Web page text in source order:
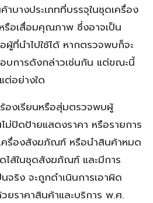
าบางประเภทที่บรรจุในชุดเครื่อง
อเสื่อมคุณภาพ ซึ่งอาจเป็น
ที่นำไปใช้ได้ หากตรวจพบก็จะ
อบการดังกล่าวเช่นกัน แต่ขณะนี้
ต่อย่างใด
องเรียนหรือสุ่มตรวจพบผู้
ม่ปิดป้ายแสดงราคา หรือรายการ
ครื่องสังฆภัณฑ์ หรือนำสินค้าหมด
ส้ในชุดสังฆภัณฑ์ และมีการ
จริง จะถูกดำเนินการเอาผิด
ราคาสินค้าและบริการ พ.ศ.